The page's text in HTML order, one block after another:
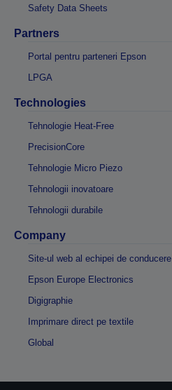
Safety Data Sheets
Partners
Portal pentru parteneri Epson
LPGA
Technologies
Tehnologie Heat-Free
PrecisionCore
Tehnologie Micro Piezo
Tehnologii inovatoare
Tehnologii durabile
Company
Site-ul web al echipei de conducere
Epson Europe Electronics
Digigraphie
Imprimare direct pe textile
Global